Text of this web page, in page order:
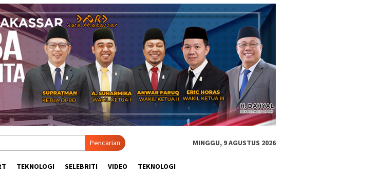
Pencarian MINGGU, 9 AGUSTUS 2026
TEKNOLOGI SELEBRITI VIDEO TEKNOLOGI